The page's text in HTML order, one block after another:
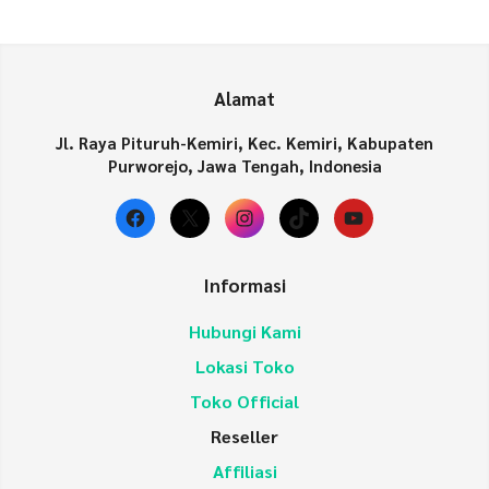
Alamat
Jl. Raya Pituruh-Kemiri, Kec. Kemiri, Kabupaten
Purworejo, Jawa Tengah, Indonesia
Facebook
X Instagram
TikTokYouTube
Informasi
Hubungi Kami
Lokasi Toko
Toko Official
Reseller
Affiliasi